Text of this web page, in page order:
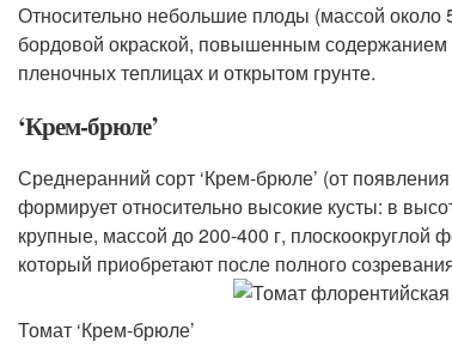
Относительно небольшие плоды (массой
бордовой окраской, повышенным
пленочных теплицах и открытом грунте.
‘Крем-брюле’
Среднеранний сорт ‘Крем-брюле’ (от
формирует относительно высокие кусты: в
крупные, массой до 200-400 г,
который приобретают после полного
Томат ‘Крем-брюле’